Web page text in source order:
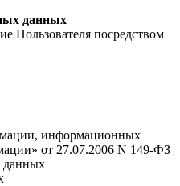
данных
Пользователя посредством
информационных
от 27.07.2006 N 149-ФЗ
данных